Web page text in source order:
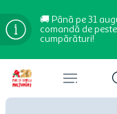
🚚 Până pe 31
comandă de
cumpărături!